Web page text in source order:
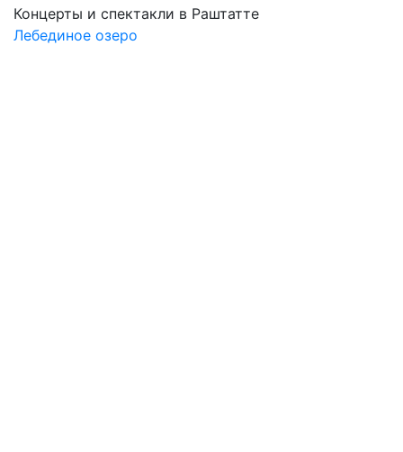
Концерты и спектакли в Раштатте
Лебединое озеро